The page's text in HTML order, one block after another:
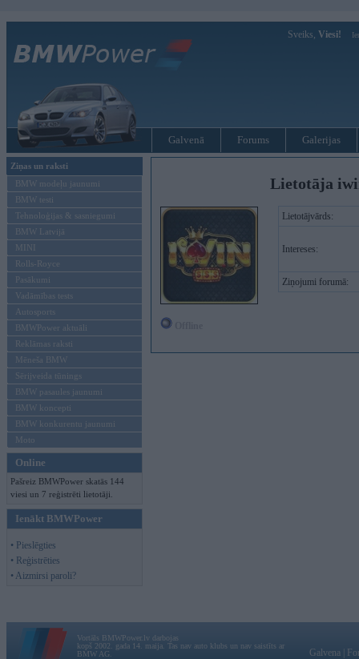
Sveiks, Viesi!
Galvenā Forums Galerijas
Ziņas un raksti
BMW modeļu jaunumi
BMW testi
Tehnoloģijas & sasniegumi
BMW Latvijā
MINI
Rolls-Royce
Pasākumi
Vadāmības tests
Autosports
BMWPower aktuāli
Reklāmas raksti
Mēneša BMW
Sērijveida tūnings
BMW pasaules jaunumi
BMW koncepti
BMW konkurentu jaunumi
Moto
Online
Pašreiz BMWPower skatās 144
viesi un 7 reģistrēti lietotāji.
Ienākt BMWPower
• Pieslēgties
• Reģistrēties
• Aizmirsi paroli?
Lietotāja
Lietotājvārds:
Intereses:
Ziņojumi forumā:
Vortāls BMWPower.lv darbojas
kopš 2002. gada 14. maija. Tas nav auto klubs un nav saistīts ar
BMW AG.
Galvena